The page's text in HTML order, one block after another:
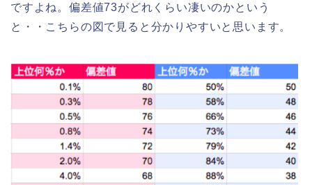
ですよね。偏差値73がどれくらい凄いのかという
と・・こちらの図で見ると分かりやすいと思います。